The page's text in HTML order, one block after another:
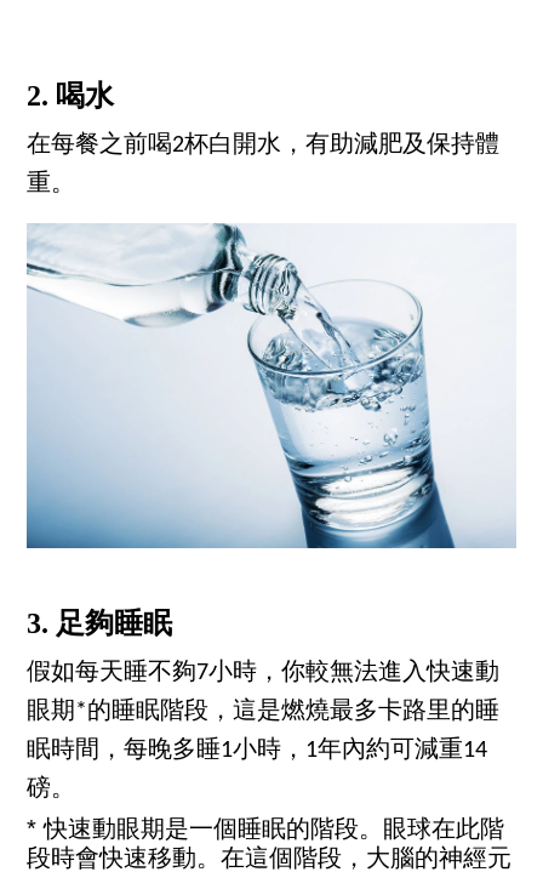
2. 喝水
在每餐之前喝2杯白開水，有助減肥及保持體
重。
3. 足夠睡眠
假如每天睡不夠7小時，你較無法進入快速動
眼期*的睡眠階段，這是燃燒最多卡路里的睡
眠時間，每晚多睡1小時，1年內約可減重14
磅。
* 快速動眼期是一個睡眠的階段。眼球在此階
段時會快速移動。在這個階段，大腦的神經元